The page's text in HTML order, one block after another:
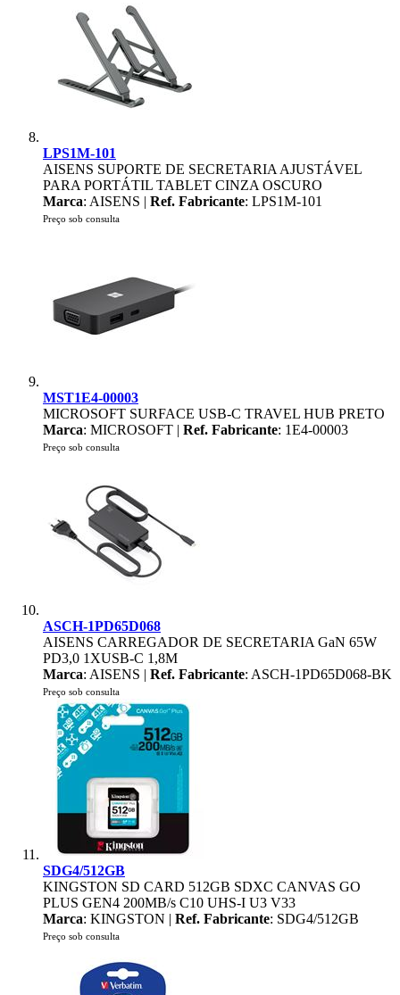
LPS1M-101
AISENS SUPORTE DE SECRETARIA AJUSTÁVEL
PARA PORTÁTIL TABLET CINZA OSCURO
Marca: AISENS | Ref. Fabricante: LPS1M-101
Preço sob consulta
MST1E4-00003
MICROSOFT SURFACE USB-C TRAVEL HUB PRETO
Marca: MICROSOFT | Ref. Fabricante: 1E4-00003
Preço sob consulta
ASCH-1PD65D068
AISENS CARREGADOR DE SECRETARIA GaN 65W
PD3,0 1XUSB-C 1,8M
Marca: AISENS | Ref. Fabricante: ASCH-1PD65D068-BK
Preço sob consulta
SDG4/512GB
KINGSTON SD CARD 512GB SDXC CANVAS GO
PLUS GEN4 200MB/s C10 UHS-I U3 V33
Marca: KINGSTON | Ref. Fabricante: SDG4/512GB
Preço sob consulta